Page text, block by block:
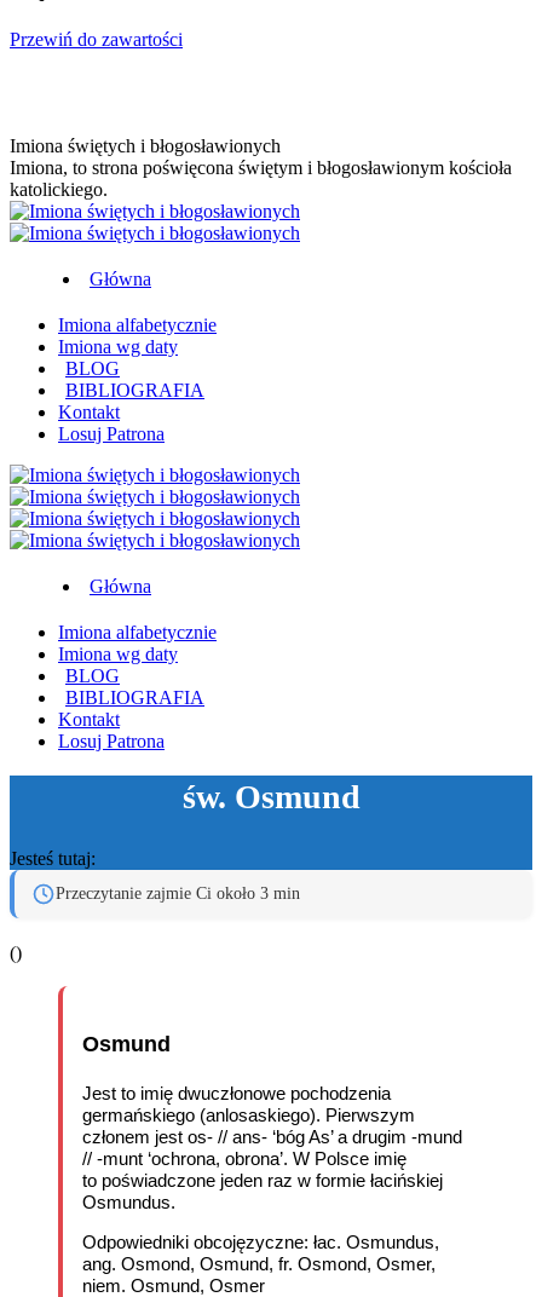
Przewiń do zawartości
Imiona świętych i błogosławionych
Imiona, to strona poświęcona świętym i błogosławionym kościoła
katolickiego.
Główna
Imiona alfabetycznie
Imiona wg daty
BLOG
BIBLIOGRAFIA
Kontakt
Losuj Patrona
Główna
Imiona alfabetycznie
Imiona wg daty
BLOG
BIBLIOGRAFIA
Kontakt
Losuj Patrona
św. Osmund
Jesteś tutaj:
Przeczytanie zajmie Ci około 3 min
()
Osmund
Jest to imię dwuczłonowe pochodzenia
germańskiego (anlosaskiego). Pierwszym
członem jest os- // ans- ‘bóg As’ a drugim -mund
// -munt ‘ochrona, obrona’. W Polsce imię
to poświadczone jeden raz w formie łacińskiej
Osmundus.
Odpowiedniki obcojęzyczne: łac. Osmundus,
ang. Osmond, Osmund, fr. Osmond, Osmer,
niem. Osmund, Osmer